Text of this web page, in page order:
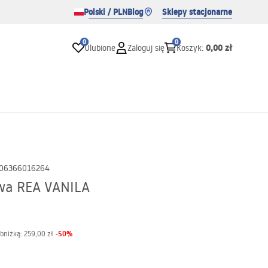
Polski / PLNBlog Sklepy stacjonarne
0
Ulubione Zaloguj się
0
Koszyk: 0,00 zł
REA VANILA
259,00 zł -50%